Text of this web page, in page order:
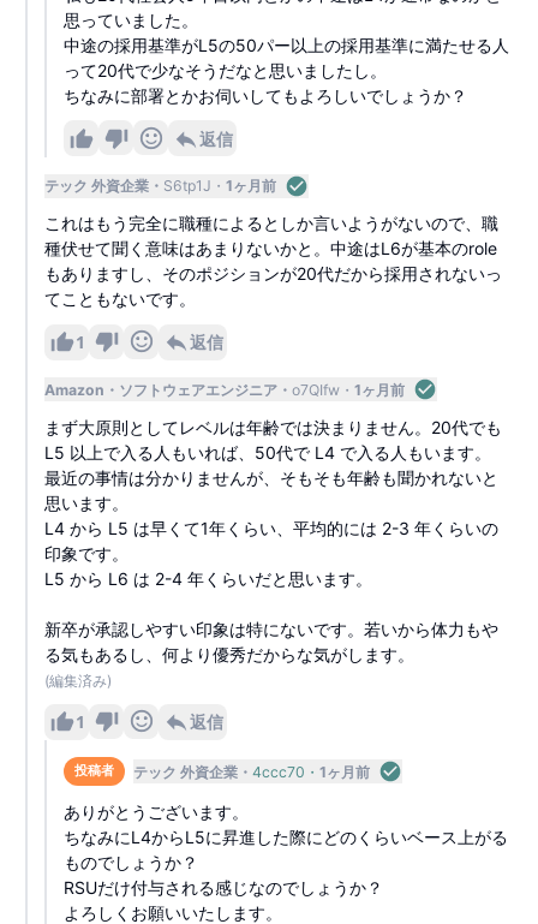
思っていました。
中途の採用基準がL5の50パー以上の採用基準に満たせる人
って20代で少なそうだなと思いましたし。
ちなみに部署とかお伺いしてもよろしいでしょうか？
返信
テック 外資企業 S6tp1J 1ヶ月前
これはもう完全に職種によるとしか言いようがないので、職
種伏せて聞く意味はあまりないかと。中途はL6が基本のrole
もありますし、そのポジションが20代だから採用されないっ
てこともないです。
1 返信
Amazon ソフトウェアエンジニア o7QIfw 1ヶ月前
まず大原則としてレベルは年齢では決まりません。20代でも
L5 以上で入る人もいれば、50代で L4 で入る人もいます。
最近の事情は分かりませんが、そもそも年齢も聞かれないと
思います。
L4 から L5 は早くて1年くらい、平均的には 2-3 年くらいの
印象です。
L5 から L6 は 2-4 年くらいだと思います。
新卒が承認しやすい印象は特にないです。若いから体力もや
る気もあるし、何より優秀だからな気がします。
(編集済み)
1 返信
投稿者 テック 外資企業 4ccc70 1ヶ月前
ありがとうございます。
ちなみにL4からL5に昇進した際にどのくらいベース上がる
ものでしょうか？
RSUだけ付与される感じなのでしょうか？
よろしくお願いいたします。